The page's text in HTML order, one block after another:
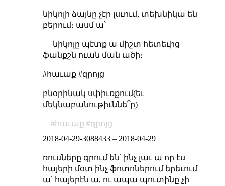
նիկոլի ձայնը չէր լսւում, տեխնիկա են
բերում։ ասմ ա՝
— նիկոլը պէտք ա միշտ հետեւից
ֆանքշն ուան ման ածի։
#հաւաք #զրոյց
բնօրինակ սփիւռքում(եւ
մեկնաբանութիւննե՞ր)
հաւաք
զրոյց
2018-04-29-3088433– 2018-04-29
ռուսները գրում են՝ ինչ լաւ ա որ էս
հայերի մօտ ինչ ֆոտոներում երեւում
ա՝ հայերէն ա, ու ապա պուտինը չի